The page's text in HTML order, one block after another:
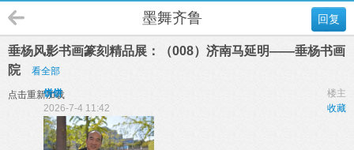
回复
墨舞齐鲁
垂杨风影书画篆刻精品展：（008）济南马延明——垂杨书画
院
看全部
点击重新加载 楼主
饼饼
收藏
2026-7-4 11:42